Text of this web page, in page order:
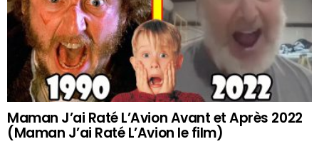
Maman J’ai Raté L’Avion Avant et Après 2022
(Maman J’ai Raté L’Avion le film)